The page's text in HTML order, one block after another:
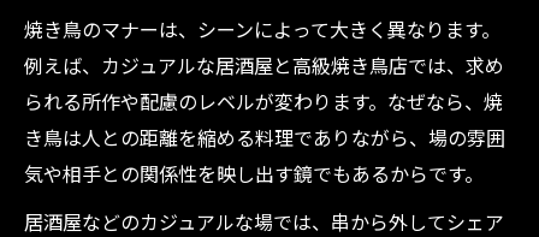
焼き鳥のマナーは、シーンによって大きく異なります。
例えば、カジュアルな居酒屋と高級焼き鳥店では、求め
られる所作や配慮のレベルが変わります。なぜなら、焼
き鳥は人との距離を縮める料理でありながら、場の雰囲
気や相手との関係性を映し出す鏡でもあるからです。
居酒屋などのカジュアルな場では、串から外してシェア